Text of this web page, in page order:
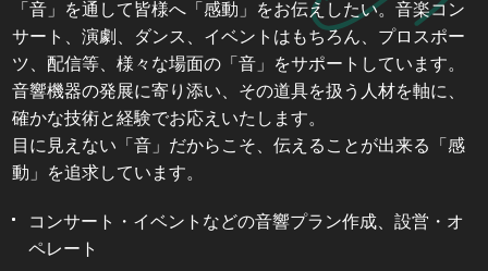
「音」を通して皆様へ「感動」をお伝えしたい。音楽コン
サート、演劇、ダンス、イベントはもちろん、プロスポー
ツ、配信等、様々な場面の「音」をサポートしています。
音響機器の発展に寄り添い、その道具を扱う人材を軸に、
確かな技術と経験でお応えいたします。
目に見えない「音」だからこそ、伝えることが出来る「感
動」を追求しています。
コンサート・イベントなどの音響プラン作成、設営・オ
ペレート